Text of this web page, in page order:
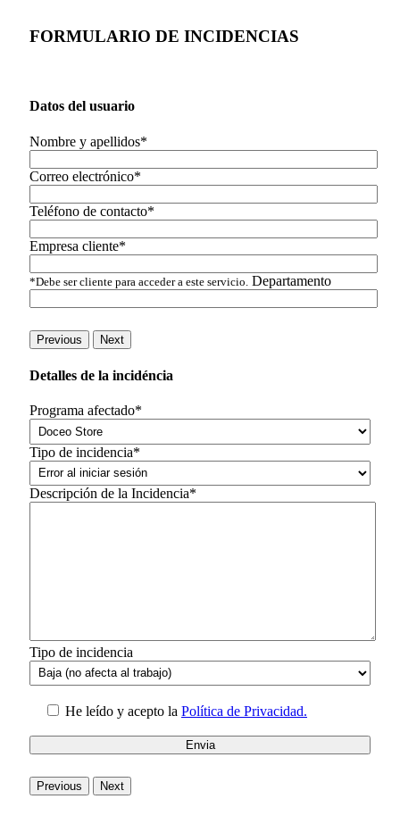
FORMULARIO DE INCIDENCIAS
Datos del usuario
Nombre y apellidos*
Correo electrónico*
Teléfono de contacto*
Empresa cliente*
*Debe ser cliente para acceder a este servicio. Departamento
Previous Next
Detalles de la incidéncia
Programa afectado*
Tipo de incidencia*
Descripción de la Incidencia*
Tipo de incidencia
He leído y acepto la Política de Privacidad.
Previous Next